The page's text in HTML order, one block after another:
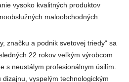
vysoko kvalitných produktov
maloobchodných
značku a podnik svetovej triedy“ sa
22 rokov veľkým výrobcom
s neustálym profesionálnym úsilím.
vyspelým technologickým